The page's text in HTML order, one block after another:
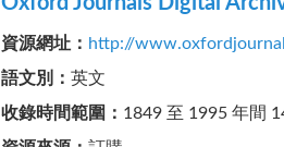
資源網址 ： http://
語文別
： 英文
收錄時間範圍 ： 1849 至 1995 年間